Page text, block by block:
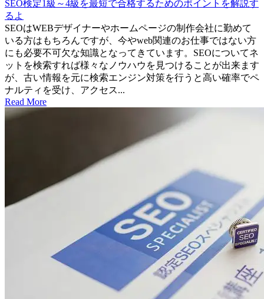
SEO検定1級～4級を最短で合格するためのポイントを解説す
るよ
SEOはWEBデザイナーやホームページの制作会社に勤めて
いる方はもちろんですが、今やweb関連のお仕事ではない方
にも必要不可欠な知識となってきています。SEOについてネ
ットを検索すれば様々なノウハウを見つけることが出来ます
が、古い情報を元に検索エンジン対策を行うと高い確率でペ
ナルティを受け、アクセス...
Read More